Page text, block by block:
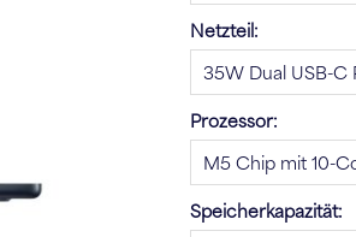
Netzteil:
Prozessor:
Speicherkapazität: